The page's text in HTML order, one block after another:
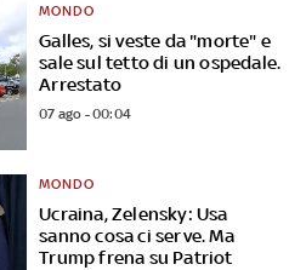
Galles, si veste da "morte" e
sale sul tetto di un ospedale.
Arrestato
MONDO
07 ago - 00:04
Ucraina, Zelensky: Usa
sanno cosa ci serve. Ma
Trump frena su Patriot
MONDO